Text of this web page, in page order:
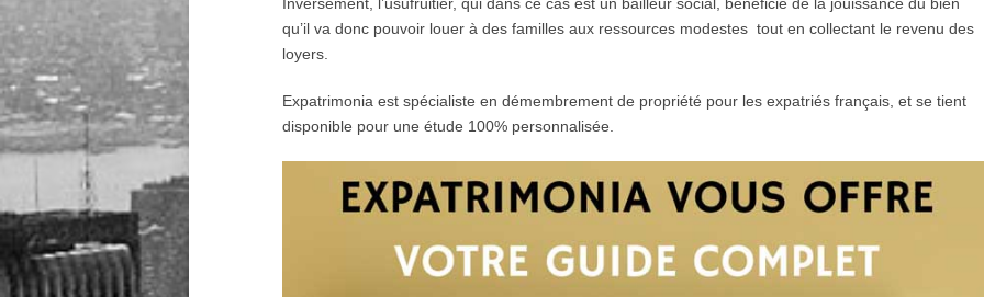
qu’il va donc pouvoir louer à des familles aux ressources modestes tout en collectant le revenu des
loyers.
Expatrimonia est spécialiste en démembrement de propriété pour les expatriés français, et se tient
disponible pour une étude 100% personnalisée.